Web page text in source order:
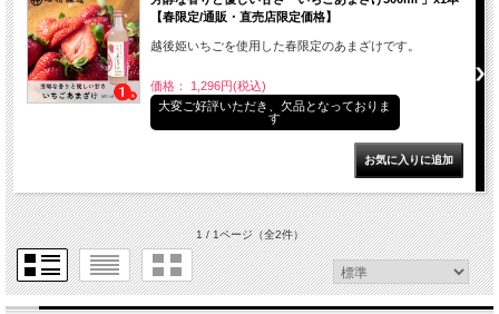
【春限定/通販・直売店限定価格】
越後姫いちごを使用した春限定のあまざけです。
価格： 1,296円(税込)
大変ご好評いただき、欠品となっておりま
す
1 / 1ページ（全2件）